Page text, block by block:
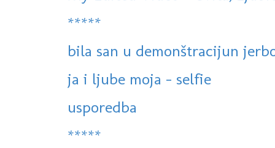
*****
bila san u demonštracijun
ja i ljube moja - selfie
usporedba
*****